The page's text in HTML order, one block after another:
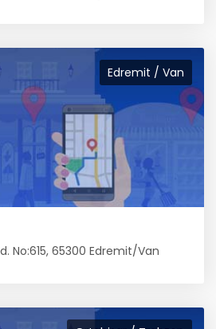
Edremit / Van
No:615, 65300 Edremit/Van